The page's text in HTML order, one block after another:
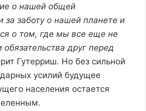
о нашей общей
за заботу о нашей планете и
о том, где мы все еще не
друг перед
Гутерриш. Но без сильной
усилий будущее
населения остается